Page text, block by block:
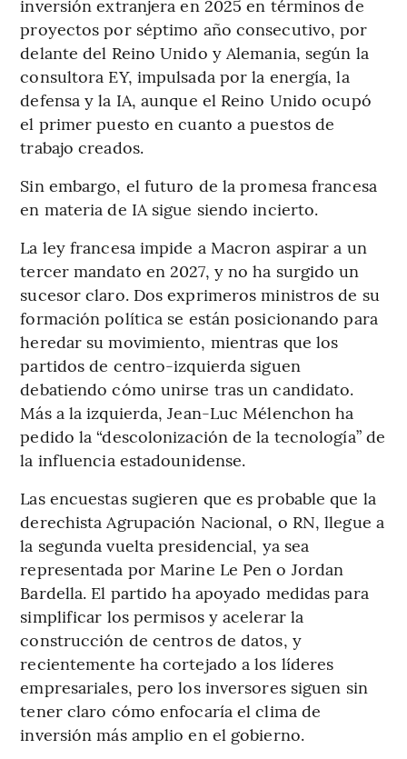
inversión extranjera en 2025 en términos de
proyectos por séptimo año consecutivo, por
delante del Reino Unido y Alemania, según la
consultora EY, impulsada por la energía, la
defensa y la IA, aunque el Reino Unido ocupó
el primer puesto en cuanto a puestos de
trabajo creados.
Sin embargo, el futuro de la promesa francesa
en materia de IA sigue siendo incierto.
La ley francesa impide a Macron aspirar a un
tercer mandato en 2027, y no ha surgido un
sucesor claro. Dos exprimeros ministros de su
formación política se están posicionando para
heredar su movimiento, mientras que los
partidos de centro-izquierda siguen
debatiendo cómo unirse tras un candidato.
Más a la izquierda, Jean-Luc Mélenchon ha
pedido la “descolonización de la tecnología” de
la influencia estadounidense.
Las encuestas sugieren que es probable que la
derechista Agrupación Nacional, o RN, llegue a
la segunda vuelta presidencial, ya sea
representada por Marine Le Pen o Jordan
Bardella. El partido ha apoyado medidas para
simplificar los permisos y acelerar la
construcción de centros de datos, y
recientemente ha cortejado a los líderes
empresariales, pero los inversores siguen sin
tener claro cómo enfocaría el clima de
inversión más amplio en el gobierno.